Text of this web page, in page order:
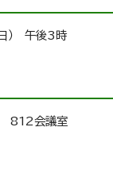
） 午後3時
812会議室